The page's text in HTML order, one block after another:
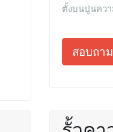
ตั้งบนปูนคว
สอบถา